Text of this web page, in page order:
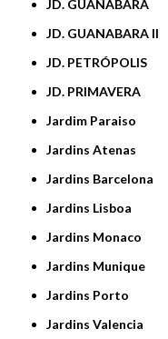
JD. GUANABARA
JD. GUANABARA II
JD. PETRÓPOLIS
JD. PRIMAVERA
Jardim Paraiso
Jardins Atenas
Jardins Barcelona
Jardins Lisboa
Jardins Monaco
Jardins Munique
Jardins Porto
Jardins Valencia